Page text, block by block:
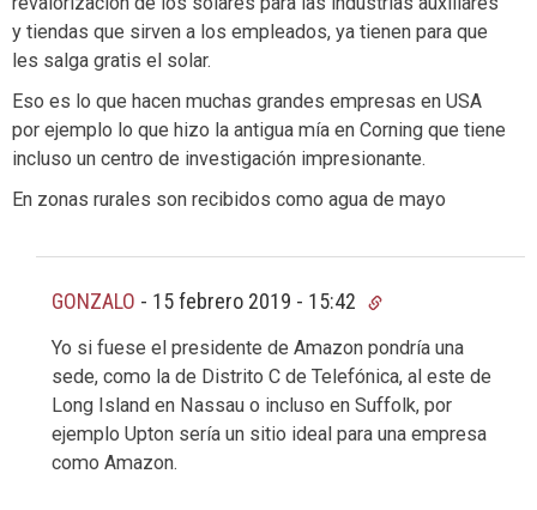
y tiendas que sirven a los empleados, ya tienen para que
les salga gratis el solar.
Eso es lo que hacen muchas grandes empresas en USA
por ejemplo lo que hizo la antigua mía en Corning que tiene
incluso un centro de investigación impresionante.
En zonas rurales son recibidos como agua de mayo
GONZALO - 15 febrero 2019 - 15:42
Yo si fuese el presidente de Amazon pondría una
sede, como la de Distrito C de Telefónica, al este de
Long Island en Nassau o incluso en Suffolk, por
ejemplo Upton sería un sitio ideal para una empresa
como Amazon.